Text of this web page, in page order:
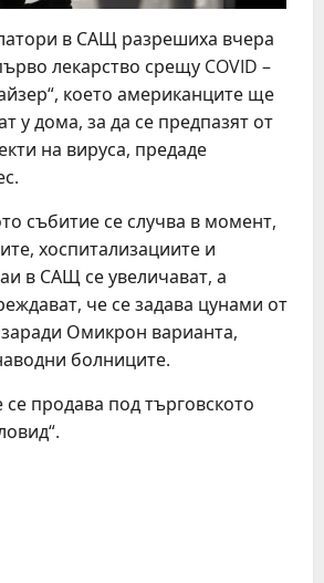
в САЩ разрешиха вчера
лекарство срещу COVID –
което американците ще
у дома, за да се предпазят от
на вируса, предаде
събитие се случва в момент,
хоспитализациите и
в САЩ се увеличават, а
че се задава цунами от
Омикрон варианта,
болниците.
продава под търговското